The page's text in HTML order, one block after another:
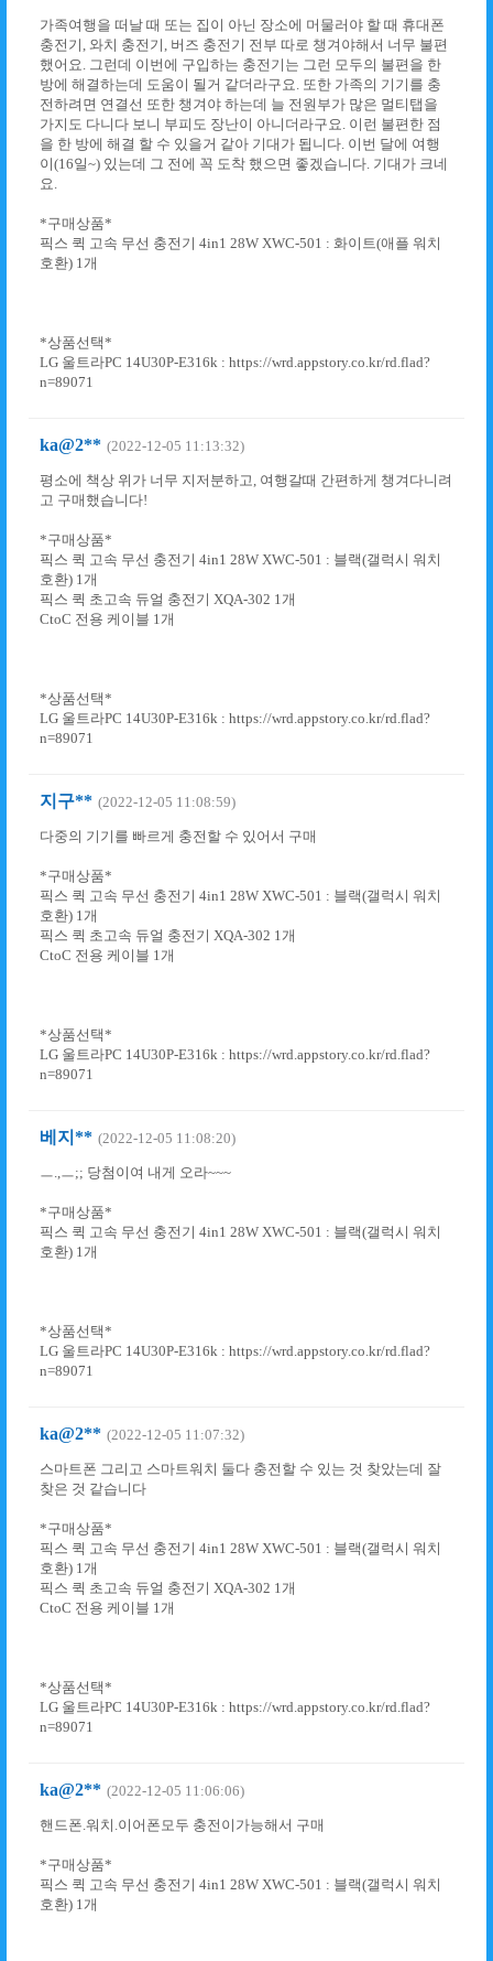
가족여행을 떠날 때 또는 집이 아닌 장소에 머물러야 할 때 휴대폰
충전기, 와치 충전기, 버즈 충전기 전부 따로 챙겨야해서 너무 불편
했어요. 그런데 이번에 구입하는 충전기는 그런 모두의 불편을 한
방에 해결하는데 도움이 될거 같더라구요. 또한 가족의 기기를 충
전하려면 연결선 또한 챙겨야 하는데 늘 전원부가 많은 멀티탭을
가지도 다니다 보니 부피도 장난이 아니더라구요. 이런 불편한 점
을 한 방에 해결 할 수 있을거 같아 기대가 됩니다. 이번 달에 여행
이(16일~) 있는데 그 전에 꼭 도착 했으면 좋겠습니다. 기대가 크네
요.
*구매상품*
픽스 퀵 고속 무선 충전기 4in1 28W XWC-501 : 화이트(애플 워치
호환) 1개
*상품선택*
LG 울트라PC 14U30P-E316k : https://wrd.appstory.co.kr/rd.flad?
n=89071
ka@2** (2022-12-05 11:13:32)
평소에 책상 위가 너무 지저분하고, 여행갈때 간편하게 챙겨다니려
고 구매했습니다!
*구매상품*
픽스 퀵 고속 무선 충전기 4in1 28W XWC-501 : 블랙(갤럭시 워치
호환) 1개
픽스 퀵 초고속 듀얼 충전기 XQA-302 1개
CtoC 전용 케이블 1개
*상품선택*
LG 울트라PC 14U30P-E316k : https://wrd.appstory.co.kr/rd.flad?
n=89071
지구** (2022-12-05 11:08:59)
다중의 기기를 빠르게 충전할 수 있어서 구매
*구매상품*
픽스 퀵 고속 무선 충전기 4in1 28W XWC-501 : 블랙(갤럭시 워치
호환) 1개
픽스 퀵 초고속 듀얼 충전기 XQA-302 1개
CtoC 전용 케이블 1개
*상품선택*
LG 울트라PC 14U30P-E316k : https://wrd.appstory.co.kr/rd.flad?
n=89071
베지** (2022-12-05 11:08:20)
ㅡ.,ㅡ;; 당첨이여 내게 오라~~~
*구매상품*
픽스 퀵 고속 무선 충전기 4in1 28W XWC-501 : 블랙(갤럭시 워치
호환) 1개
*상품선택*
LG 울트라PC 14U30P-E316k : https://wrd.appstory.co.kr/rd.flad?
n=89071
ka@2** (2022-12-05 11:07:32)
스마트폰 그리고 스마트워치 둘다 충전할 수 있는 것 찾았는데 잘
찾은 것 같습니다
*구매상품*
픽스 퀵 고속 무선 충전기 4in1 28W XWC-501 : 블랙(갤럭시 워치
호환) 1개
픽스 퀵 초고속 듀얼 충전기 XQA-302 1개
CtoC 전용 케이블 1개
*상품선택*
LG 울트라PC 14U30P-E316k : https://wrd.appstory.co.kr/rd.flad?
n=89071
ka@2** (2022-12-05 11:06:06)
핸드폰.워치.이어폰모두 충전이가능해서 구매
*구매상품*
픽스 퀵 고속 무선 충전기 4in1 28W XWC-501 : 블랙(갤럭시 워치
호환) 1개